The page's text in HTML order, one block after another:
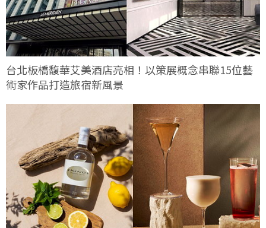
台北板橋馥華艾美酒店亮相！以策展概念串聯15位藝
術家作品打造旅宿新風景